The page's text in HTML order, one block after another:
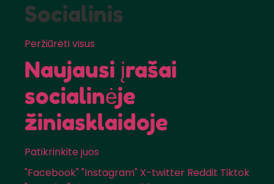
Socialinis
Peržiūrėti visus
Naujausi įrašai
socialinėje
žiniasklaidoje
Patikrinkite juos
"Facebook""Instagram" X-twitter Reddit Tiktok